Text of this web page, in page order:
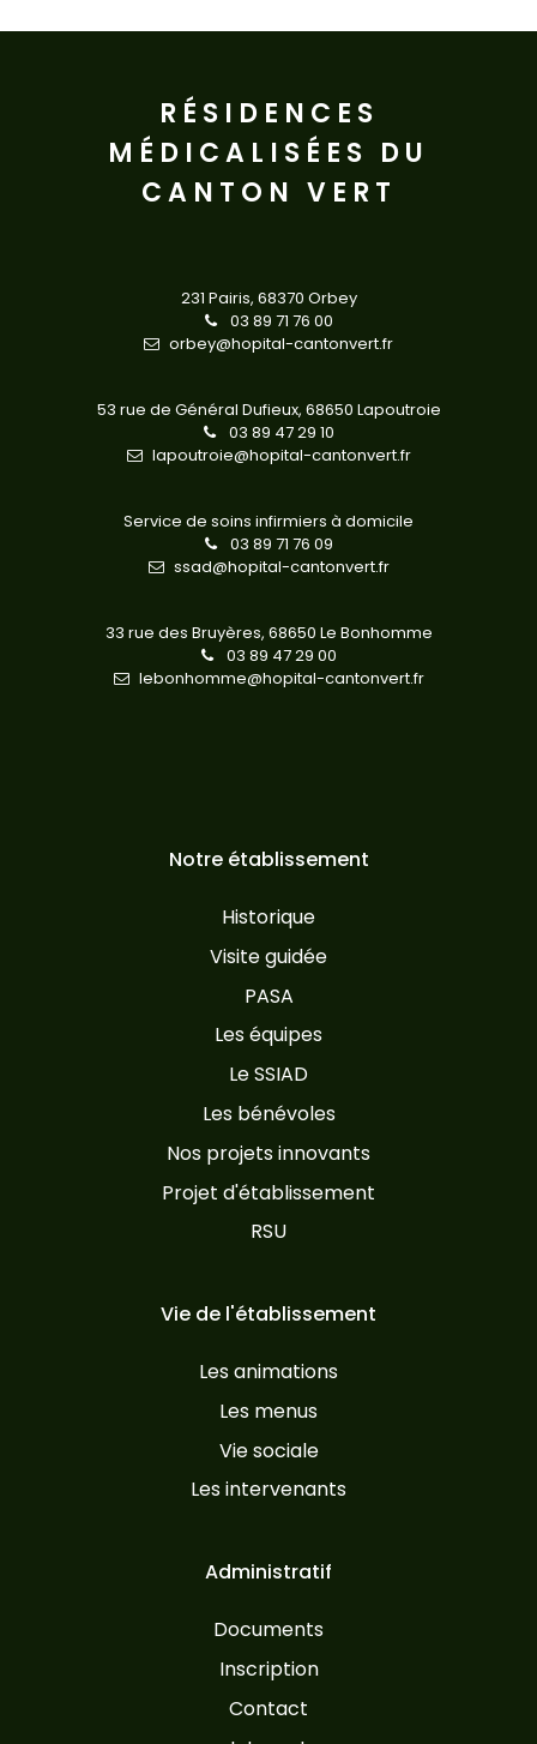
RÉSIDENCES
MÉDICALISÉES DU
CANTON VERT
231 Pairis, 68370 Orbey
03 89 71 76 00
orbey@hopital-cantonvert.fr
53 rue de Général Dufieux, 68650 Lapoutroie
03 89 47 29 10
lapoutroie@hopital-cantonvert.fr
Service de soins infirmiers à domicile
03 89 71 76 09
ssad@hopital-cantonvert.fr
33 rue des Bruyères, 68650 Le Bonhomme
03 89 47 29 00
lebonhomme@hopital-cantonvert.fr
Notre établissement
Historique
Visite guidée
PASA
Les équipes
Le SSIAD
Les bénévoles
Nos projets innovants
Projet d'établissement
RSU
Vie de l'établissement
Les animations
Les menus
Vie sociale
Les intervenants
Administratif
Documents
Inscription
Contact